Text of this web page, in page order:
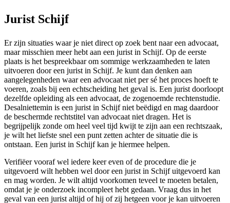
Jurist Schijf
Er zijn situaties waar je niet direct op zoek bent naar een advocaat,
maar misschien meer hebt aan een jurist in Schijf. Op de eerste
plaats is het bespreekbaar om sommige werkzaamheden te laten
uitvoeren door een jurist in Schijf. Je kunt dan denken aan
aangelegenheden waar een advocaat niet per sé het proces hoeft te
voeren, zoals bij een echtscheiding het geval is. Een jurist doorloopt
dezelfde opleiding als een advocaat, de zogenoemde rechtenstudie.
Desalniettemin is een jurist in Schijf niet beëdigd en mag daardoor
de beschermde rechtstitel van advocaat niet dragen. Het is
begrijpelijk zonde om heel veel tijd kwijt te zijn aan een rechtszaak,
je wilt het liefste snel een punt zetten achter de situatie die is
ontstaan. Een jurist in Schijf kan je hiermee helpen.
Verifiëer vooraf wel iedere keer even of de procedure die je
uitgevoerd wilt hebben wel door een jurist in Schijf uitgevoerd kan
en mag worden. Je wilt altijd voorkomen teveel te moeten betalen,
omdat je je onderzoek incompleet hebt gedaan. Vraag dus in het
geval van een jurist altijd of hij of zij hetgeen voor je kan uitvoeren